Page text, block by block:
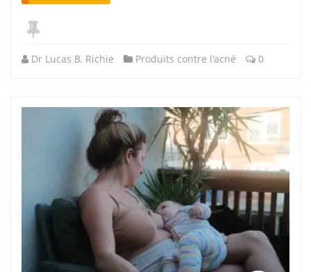
Dr Lucas B. Richie Produits contre l'acné 0